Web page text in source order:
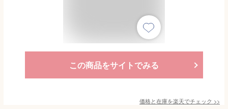
この商品をサイトでみる
価格と在庫を楽天でチェック >>